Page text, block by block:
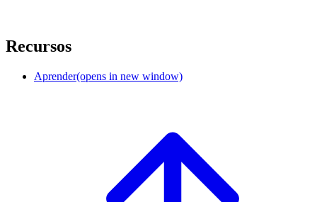
Recursos
Aprender(opens in new window)